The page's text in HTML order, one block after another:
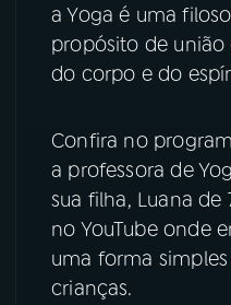
ACOMPANHE A RÁDIO MEC
YouTube
Instagram
TikTok
a Yoga é uma
propósito de
do corpo e do
Confira no
a professora de
sua filha, Luana
no YouTube onde
uma forma
crianças.